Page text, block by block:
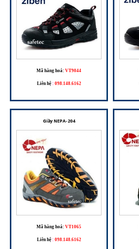
Mã hàng hoá: VT9044
Liên hệ : 098.148.6162
Giầy NEPA-204
Mã hàng hoá: VT1065
Liên hệ : 098.148.6162